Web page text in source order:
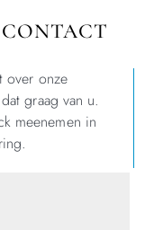
CONTACT
over onze
graag van u.
meenemen in